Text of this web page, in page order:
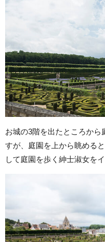
お城の3階を出たところから
すが、庭園を上から眺める
して庭園を歩く紳士淑女を